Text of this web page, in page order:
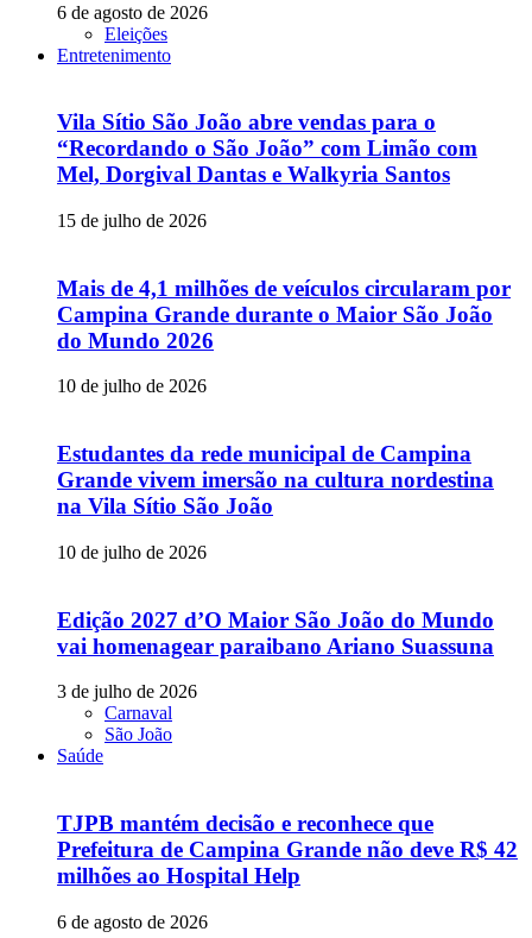
6 de agosto de 2026
Eleições
Entretenimento
Vila Sítio São João abre vendas para o
“Recordando o São João” com Limão com
Mel, Dorgival Dantas e Walkyria Santos
15 de julho de 2026
Mais de 4,1 milhões de veículos circularam por
Campina Grande durante o Maior São João
do Mundo 2026
10 de julho de 2026
Estudantes da rede municipal de Campina
Grande vivem imersão na cultura nordestina
na Vila Sítio São João
10 de julho de 2026
Edição 2027 d’O Maior São João do Mundo
vai homenagear paraibano Ariano Suassuna
3 de julho de 2026
Carnaval
São João
Saúde
TJPB mantém decisão e reconhece que
Prefeitura de Campina Grande não deve R$ 42
milhões ao Hospital Help
6 de agosto de 2026